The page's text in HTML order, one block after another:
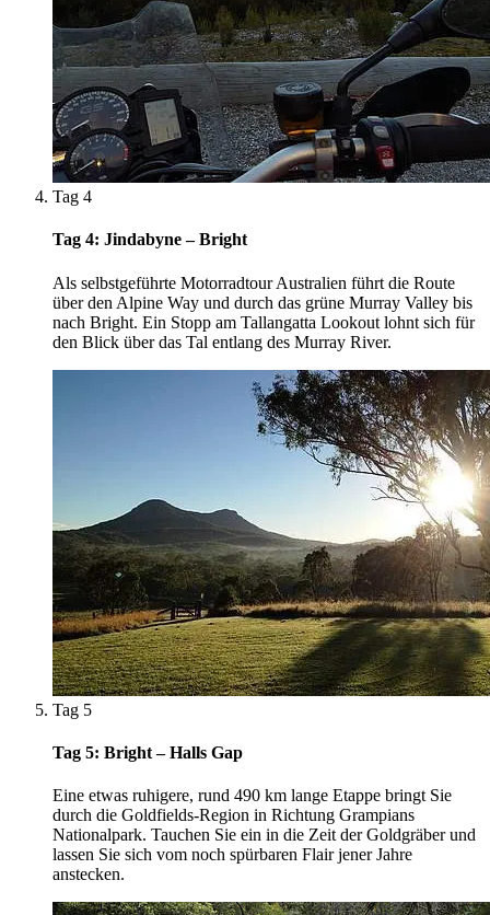
Tag 4
Tag 4: Jindabyne – Bright
Als selbstgeführte Motorradtour Australien führt die Route
über den Alpine Way und durch das grüne Murray Valley bis
nach Bright. Ein Stopp am Tallangatta Lookout lohnt sich für
den Blick über das Tal entlang des Murray River.
Tag 5
Tag 5: Bright – Halls Gap
Eine etwas ruhigere, rund 490 km lange Etappe bringt Sie
durch die Goldfields-Region in Richtung Grampians
Nationalpark. Tauchen Sie ein in die Zeit der Goldgräber und
lassen Sie sich vom noch spürbaren Flair jener Jahre
anstecken.